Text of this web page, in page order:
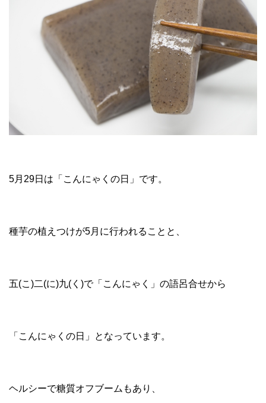
5月29日は「こんにゃくの日」です。
種芋の植えつけが5月に行われることと、
五(こ)二(に)九(く)で「こんにゃく」の語呂合せから
「こんにゃくの日」となっています。
ヘルシーで糖質オフブームもあり、